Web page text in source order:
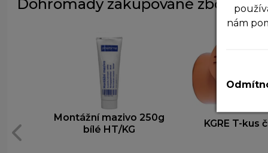
Dohromady zakupováné zboží
Montážní mazivo 250g
bílé HT/KG
KGRE T-kus
nám